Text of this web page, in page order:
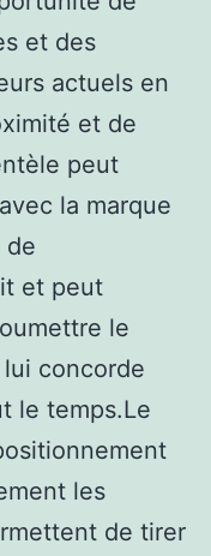
et des
actuels en
et de
peut
la marque
de
et peut
le
concorde
le temps.Le
les
de tirer